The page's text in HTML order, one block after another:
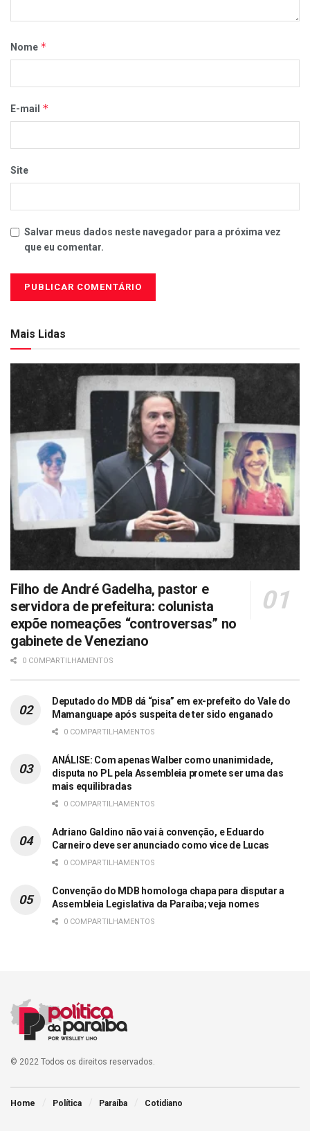
Nome *
E-mail *
Site
Salvar meus dados neste navegador para a próxima vez
que eu comentar.
Mais Lidas
Filho de André Gadelha, pastor e
servidora de prefeitura: colunista
expõe nomeações “controversas” no
gabinete de Veneziano
0 COMPARTILHAMENTOS
Deputado do MDB dá “pisa” em ex-prefeito do Vale do
Mamanguape após suspeita de ter sido enganado
0 COMPARTILHAMENTOS
ANÁLISE: Com apenas Walber como unanimidade,
disputa no PL pela Assembleia promete ser uma das
mais equilibradas
0 COMPARTILHAMENTOS
Adriano Galdino não vai à convenção, e Eduardo
Carneiro deve ser anunciado como vice de Lucas
0 COMPARTILHAMENTOS
Convenção do MDB homologa chapa para disputar a
Assembleia Legislativa da Paraíba; veja nomes
0 COMPARTILHAMENTOS
© 2022 Todos os direitos reservados.
Home Política Paraíba Cotidiano